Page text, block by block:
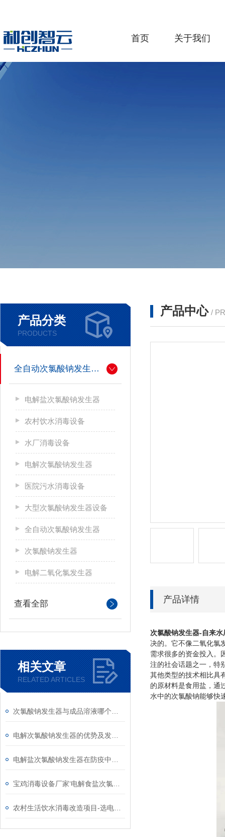
首页 关于我们
产品分类
PRODUCTS
全自动次氯酸钠发生器厂家
电解盐次氯酸钠发生器
农村饮水消毒设备
水厂消毒设备
电解次氯酸钠发生器
医院污水消毒设备
大型次氯酸钠发生器设备
全自动次氯酸钠发生器
次氯酸钠发生器
电解二氧化氯发生器
查看全部
相关文章
RELATED ARTICLES
产品中心 /
产品详情
次氯酸钠发生器-自来水
决的。它不像二氧化氯
需求很多的资金投入。
注的社会话题之一，特
其他类型的技术相比具
的原材料是食用盐，通
水中的次氯酸钠能够快